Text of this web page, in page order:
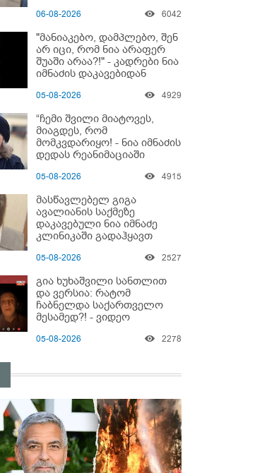
06-08-2026 6042
"მანიაკებო, დამპლებო, შენ
არ იცი, რომ ნია არაფერ
შუაში არაა?!" - კადრები ნია
იმნაძის დაკავებიდან
05-08-2026 4929
“ჩემი შვილი მიატოვეს,
მიაგდეს, რომ
მომკვდარიყო! - ნია იმნაძის
დედას რეანიმაციაში
შვილი არ უნახავს” - გიგა
კომენტარი
05-08-2026 4915
მასწავლებელ გიგა
ავალიანის საქმეზე
დაკავებული ნია იმნაძე
კლინიკაში გადაჰყავთ
05-08-2026 2527
გია ხუხაშვილი სანთლით
და ვერსია: რატომ
ჩაბნელდა საქართველო
მესამედ?! - ვიდეო
05-08-2026 2278